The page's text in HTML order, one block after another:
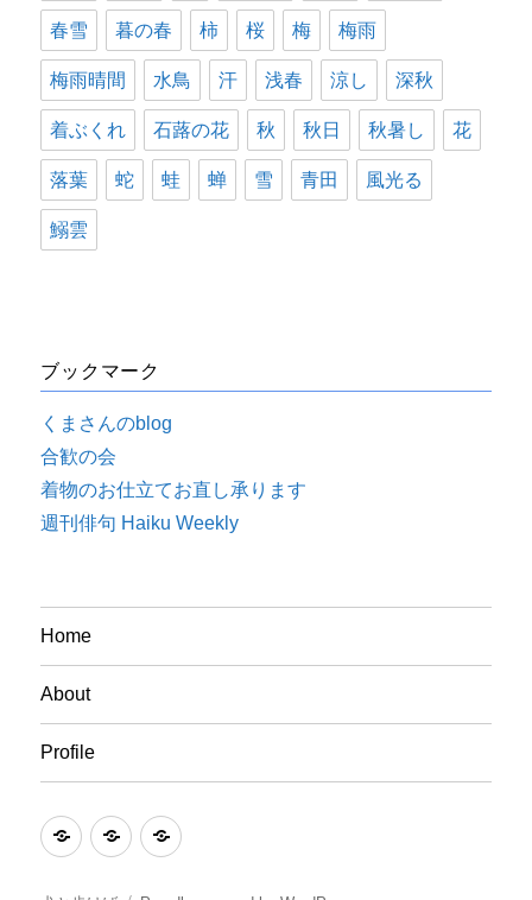
春雪 暮の春 柿 桜 梅 梅雨
梅雨晴間 水鳥 汗 浅春 涼し 深秋
着ぶくれ 石蕗の花 秋 秋日 秋暑し 花
落葉 蛇 蛙 蝉 雪 青田 風光る
鰯雲
ブックマーク
くまさんのblog
合歓の会
着物のお仕立てお直し承ります
週刊俳句 Haiku Weekly
Home
About
Profile
HomeAboutProfile